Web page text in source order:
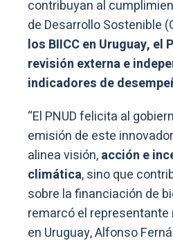
contribuyan al
de Desarrollo Sostenible
los BIICC en Uruguay, el
revisión externa e
indicadores de
“El PNUD felicita al
emisión de este
alinea visión,acción e
climática, sino que
sobre la financiación de
remarcó el representante
en Uruguay, Alfonso